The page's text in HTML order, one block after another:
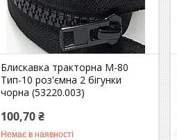
Блискавка тракторна М-80
Тип-10 роз'ємна 2 бігунки
чорна (53220.003)
100,70 ₴
Немає в наявності